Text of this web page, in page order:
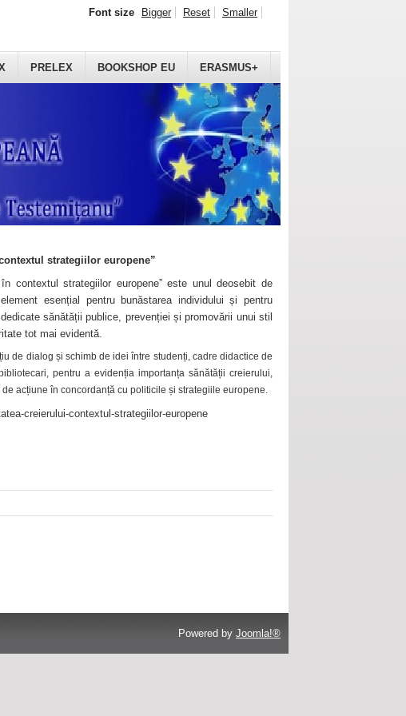
PRELEX BOOKSHOP EU ERASMUS+
Font size Bigger Reset Smaller
strategiilor europene”
contextul strategiilor europene” este unul deosebit de
esențial pentru bunăstarea individului și pentru
sănătății publice, prevenției și promovării unui stil
tot mai evidentă.
de dialog și schimb de idei între studenți, cadre didactice de
pentru a evidenția importanța sănătății creierului,
acțiune în concordanță cu politicile și strategiile europene.
creierului-contextul-strategiilor-europene
Powered by Joomla!®